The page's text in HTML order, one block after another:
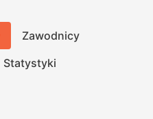
Zawodnicy
Statystyki